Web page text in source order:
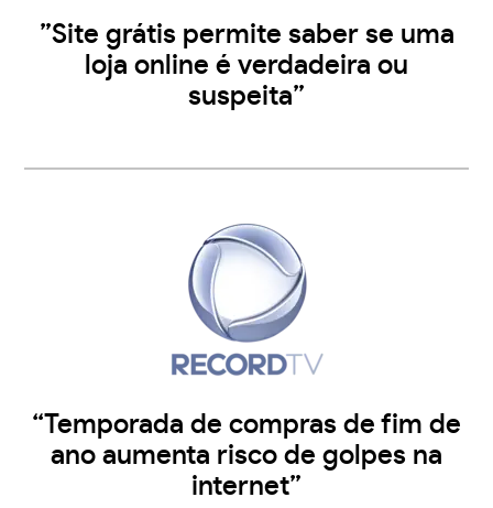
”Site grátis permite saber se uma
loja online é verdadeira ou
suspeita”
“Temporada de compras de fim de
ano aumenta risco de golpes na
internet”